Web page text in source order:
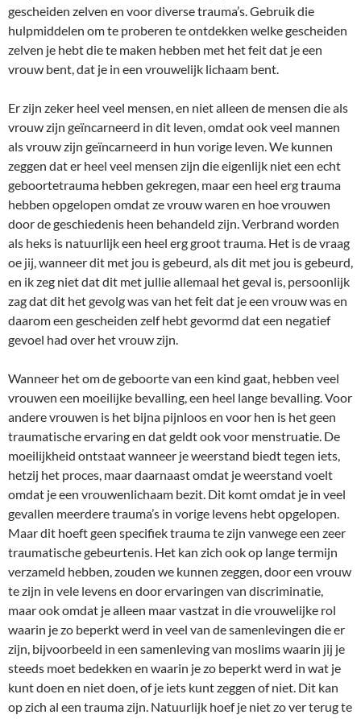
gescheiden zelven en voor diverse trauma’s. Gebruik die
hulpmiddelen om te proberen te ontdekken welke gescheiden
zelven je hebt die te maken hebben met het feit dat je een
vrouw bent, dat je in een vrouwelijk lichaam bent.
Er zijn zeker heel veel mensen, en niet alleen de mensen die als
vrouw zijn geïncarneerd in dit leven, omdat ook veel mannen
als vrouw zijn geïncarneerd in hun vorige leven. We kunnen
zeggen dat er heel veel mensen zijn die eigenlijk niet een echt
geboortetrauma hebben gekregen, maar een heel erg trauma
hebben opgelopen omdat ze vrouw waren en hoe vrouwen
door de geschiedenis heen behandeld zijn. Verbrand worden
als heks is natuurlijk een heel erg groot trauma. Het is de vraag
oe jij, wanneer dit met jou is gebeurd, als dit met jou is gebeurd,
en ik zeg niet dat dit met jullie allemaal het geval is, persoonlijk
zag dat dit het gevolg was van het feit dat je een vrouw was en
daarom een gescheiden zelf hebt gevormd dat een negatief
gevoel had over het vrouw zijn.
Wanneer het om de geboorte van een kind gaat, hebben veel
vrouwen een moeilijke bevalling, een heel lange bevalling. Voor
andere vrouwen is het bijna pijnloos en voor hen is het geen
traumatische ervaring en dat geldt ook voor menstruatie. De
moeilijkheid ontstaat wanneer je weerstand biedt tegen iets,
hetzij het proces, maar daarnaast omdat je weerstand voelt
omdat je een vrouwenlichaam bezit. Dit komt omdat je in veel
gevallen meerdere trauma’s in vorige levens hebt opgelopen.
Maar dit hoeft geen specifiek trauma te zijn vanwege een zeer
traumatische gebeurtenis. Het kan zich ook op lange termijn
verzameld hebben, zouden we kunnen zeggen, door een vrouw
te zijn in vele levens en door ervaringen van discriminatie,
maar ook omdat je alleen maar vastzat in die vrouwelijke rol
waarin je zo beperkt werd in veel van de samenlevingen die er
zijn, bijvoorbeeld in een samenleving van moslims waarin jij je
steeds moet bedekken en waarin je zo beperkt werd in wat je
kunt doen en niet doen, of je iets kunt zeggen of niet. Dit kan
op zich al een trauma zijn. Natuurlijk hoef je niet zo ver terug te